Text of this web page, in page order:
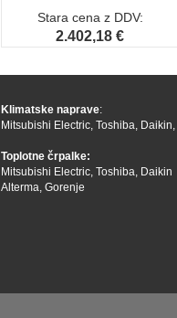
Stara cena z DDV:
2.402,18 €
Klimatske naprave:
Mitsubishi Electric, Toshiba, Daikin,
Toplotne črpalke:
Mitsubishi Electric, Toshiba, Daikin
Alterma, Gorenje